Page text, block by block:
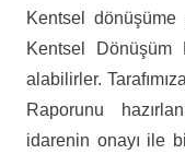
Kentsel
Kentsel Dönüşüm
alabilirler.
Raporunu
idarenin onayı ile